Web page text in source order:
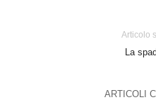
Articolo
La
ARTICOLI